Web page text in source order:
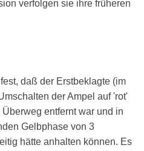
verfolgen sie ihre früheren
daß der Erstbeklagte (im
der Ampel auf 'rot'
entfernt war und in
Gelbphase von 3
hätte anhalten können. Es